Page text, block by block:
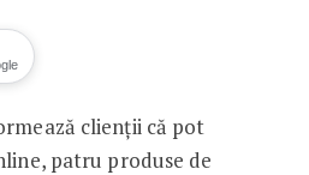
aduce asigurările
clienții că pot
patru produse de